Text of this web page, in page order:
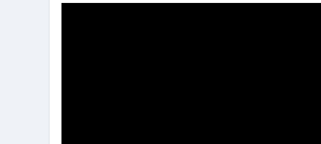
【必見】融資受けるなら”コレ”を確実に取